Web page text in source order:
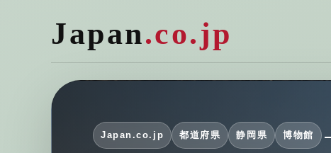
Japan.co.jp
Japan.co.jp 都道府県 静岡県 博物館